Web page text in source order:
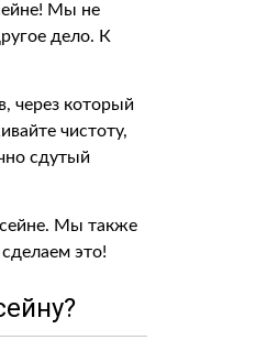
Мы не
дело. К
через который
чистоту,
сдутый
Мы также
это!